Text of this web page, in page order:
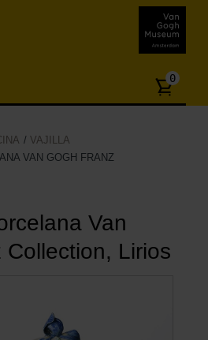
0
VAJILLA
VAN GOGH FRANZ
Van
Collection, Lirios